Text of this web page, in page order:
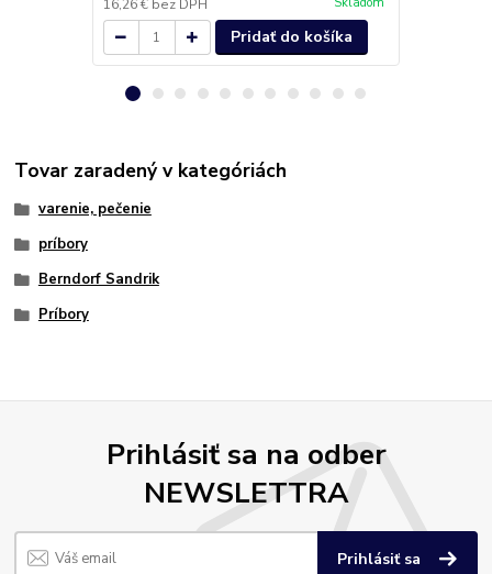
16,26 € bez DPH
Pridať do košíka
Tovar zaradený v kategóriách
varenie, pečenie
príbory
Berndorf Sandrik
Príbory
Prihlásiť sa na odber
NEWSLETTRA
Prihlásiť sa